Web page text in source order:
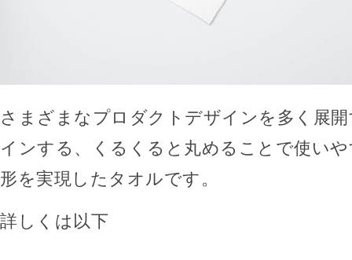
さまざまなプロダクトデザインを多く展
インする、くるくると丸めることで使い
形を実現したタオルです。
詳しくは以下